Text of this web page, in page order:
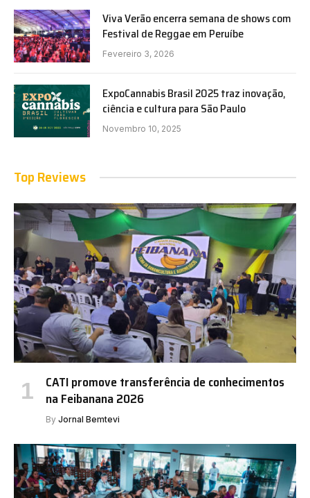
Viva Verão encerra semana de shows com
Festival de Reggae em Peruíbe
Fevereiro 3, 2026
ExpoCannabis Brasil 2025 traz inovação,
ciência e cultura para São Paulo
Novembro 10, 2025
Top Reviews
CATI promove transferência de conhecimentos
na Feibanana 2026
By Jornal Bemtevi